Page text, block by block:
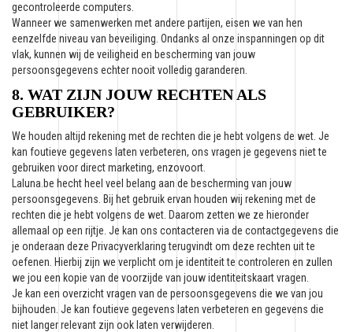
gecontroleerde computers.
Wanneer we samenwerken met andere partijen, eisen we van hen
eenzelfde niveau van beveiliging. Ondanks al onze inspanningen op dit
vlak, kunnen wij de veiligheid en bescherming van jouw
persoonsgegevens echter nooit volledig garanderen.
8. WAT ZIJN JOUW RECHTEN ALS
GEBRUIKER?
We houden altijd rekening met de rechten die je hebt volgens de wet. Je
kan foutieve gegevens laten verbeteren, ons vragen je gegevens niet te
gebruiken voor direct marketing, enzovoort.
Laluna.be hecht heel veel belang aan de bescherming van jouw
persoonsgegevens. Bij het gebruik ervan houden wij rekening met de
rechten die je hebt volgens de wet. Daarom zetten we ze hieronder
allemaal op een rijtje. Je kan ons contacteren via de contactgegevens die
je onderaan deze Privacyverklaring terugvindt om deze rechten uit te
oefenen. Hierbij zijn we verplicht om je identiteit te controleren en zullen
we jou een kopie van de voorzijde van jouw identiteitskaart vragen.
Je kan een overzicht vragen van de persoonsgegevens die we van jou
bijhouden. Je kan foutieve gegevens laten verbeteren en gegevens die
niet langer relevant zijn ook laten verwijderen.